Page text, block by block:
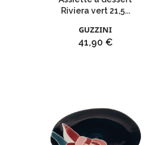
Riviera vert 21,5...
GUZZINI
Prix
41,90 €